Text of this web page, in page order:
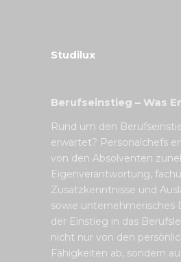
Studilux
Berufseinstieg – Was
Rund um den
erwartet? Personalchefs
von den Absolventen
Eigenverantwortung,
Zusatzkenntnisse und
sowie unternehmerisches
der Einstieg in das
nicht nur von den
Fähigkeiten ab, sondern